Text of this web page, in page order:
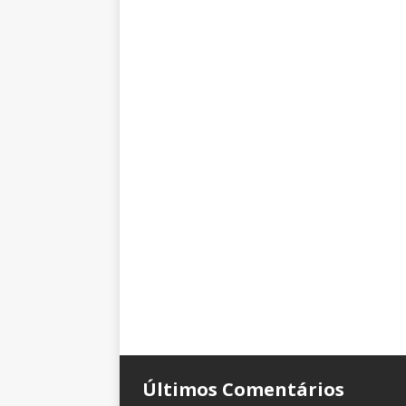
Últimos Comentários